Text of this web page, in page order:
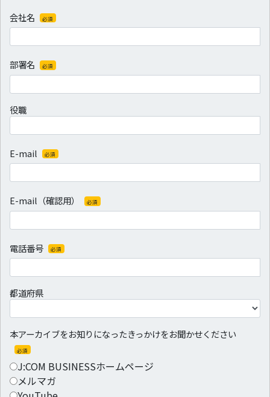
・お客さまのテレビの視聴状況やSmart TV Box・Smart J:COM Box・イン
ターネットの使用状況並びに操作に関する記録から、おすすめ情報の表示を
するため。
項説明書などをご確認ください。
※尚、過去に当社サービスのいずれかをご利用いただいた方についても、お
適切に管理いたします。
当社は、お客さまご本人から事前の同意、承諾を得ない限り、個人情報を第
ただし、上記個人情報の利用目的を達成するために当社の代行業者及び情報
処理業者に対して個人情報を委託する場合がございます。
その場合には当社の責任で適切な委託先を選定し、個人情報の取扱いに関す
る契約を締結した上で委託します。
サイトなど）を取得し、ご登録いただいた情報と照合する場合がございま
す。
ビス代行業者）に対してお客さまの個人情報（氏名・性別・生年月日・住
所・電話番号・J:COMID）を提供いたします。
当サイト上からの個人情報の入力を拒否する事は可能です。
連絡及び仮申込受付、各種変更申込受付）のお申し込みを受け付ける事がで
きませんので、ご了承ください。
お客さまにはご自身の個人情報について開示・訂正・削除を要求する権利が
あります。
開示手続きなどに関するお問合せ窓口：
・JCOM株式会社 個人情報保護管理者 リスクマネジメント部長
会社名 必須
部署名 必須
役職
E-mail 必須
E-mail（確認用） 必須
電話番号 必須
都道府県
本アーカイブをお知りになったきっかけをお聞かせください
必須
J:COM BUSINESSホームページ
メルマガ